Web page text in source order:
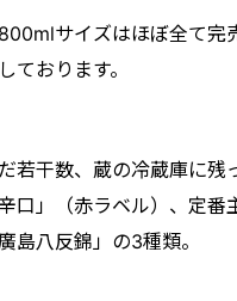
サイズはほぼ全て完
ております。
若干数、蔵の冷蔵庫に
辛口」（赤ラベル）、定
八反錦」の3種類。